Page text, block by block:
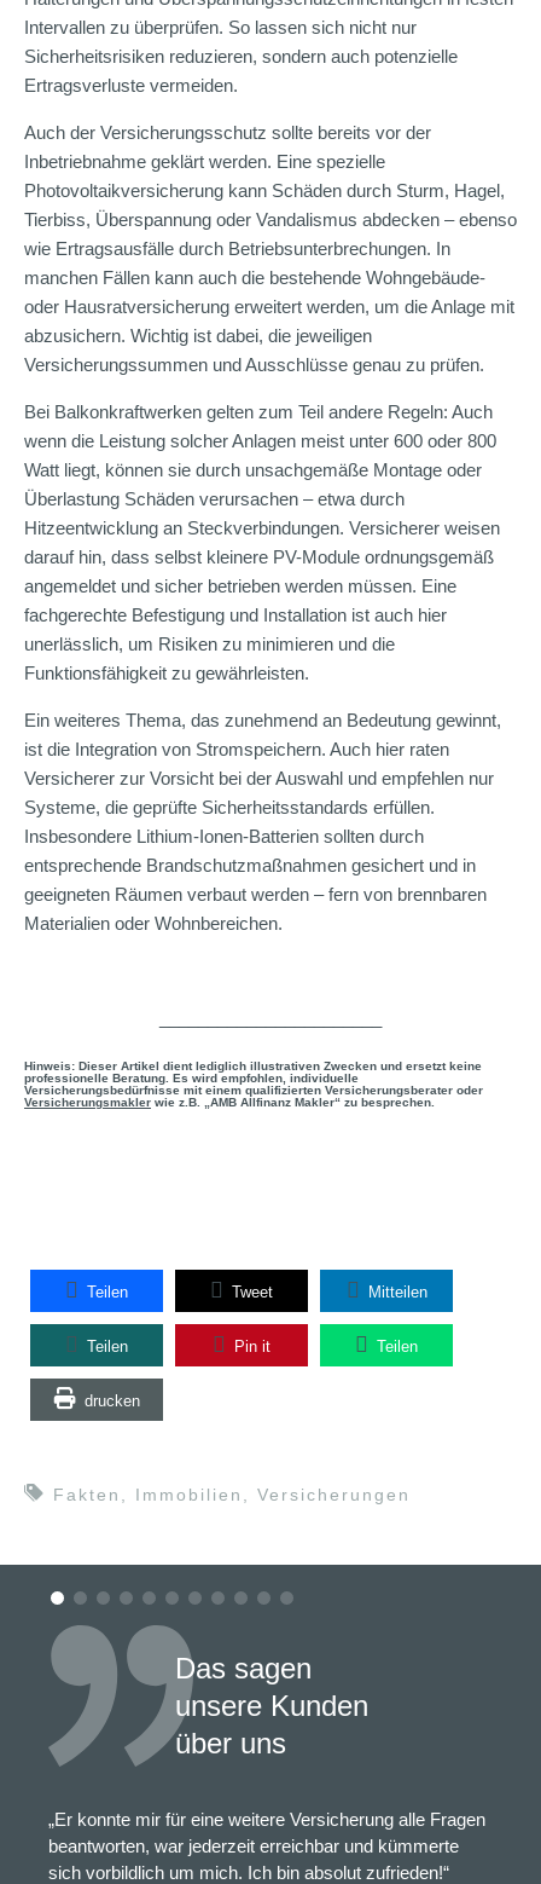
Intervallen zu überprüfen. So lassen sich nicht nur
Sicherheitsrisiken reduzieren, sondern auch potenzielle
Ertragsverluste vermeiden.
Auch der Versicherungsschutz sollte bereits vor der
Inbetriebnahme geklärt werden. Eine spezielle
Photovoltaikversicherung kann Schäden durch Sturm, Hagel,
Tierbiss, Überspannung oder Vandalismus abdecken – ebenso
wie Ertragsausfälle durch Betriebsunterbrechungen. In
manchen Fällen kann auch die bestehende Wohngebäude-
oder Hausratversicherung erweitert werden, um die Anlage mit
abzusichern. Wichtig ist dabei, die jeweiligen
Versicherungssummen und Ausschlüsse genau zu prüfen.
Bei Balkonkraftwerken gelten zum Teil andere Regeln: Auch
wenn die Leistung solcher Anlagen meist unter 600 oder 800
Watt liegt, können sie durch unsachgemäße Montage oder
Überlastung Schäden verursachen – etwa durch
Hitzeentwicklung an Steckverbindungen. Versicherer weisen
darauf hin, dass selbst kleinere PV-Module ordnungsgemäß
angemeldet und sicher betrieben werden müssen. Eine
fachgerechte Befestigung und Installation ist auch hier
unerlässlich, um Risiken zu minimieren und die
Funktionsfähigkeit zu gewährleisten.
Ein weiteres Thema, das zunehmend an Bedeutung gewinnt,
ist die Integration von Stromspeichern. Auch hier raten
Versicherer zur Vorsicht bei der Auswahl und empfehlen nur
Systeme, die geprüfte Sicherheitsstandards erfüllen.
Insbesondere Lithium-Ionen-Batterien sollten durch
entsprechende Brandschutzmaßnahmen gesichert und in
geeigneten Räumen verbaut werden – fern von brennbaren
Materialien oder Wohnbereichen.
Hinweis: Dieser Artikel dient lediglich illustrativen Zwecken und ersetzt keine
professionelle Beratung. Es wird empfohlen, individuelle
Versicherungsbedürfnisse mit einem qualifizierten Versicherungsberater oder
Versicherungsmakler wie z.B. „AMB Allfinanz Makler“ zu besprechen.
Teilen Tweet Mitteilen
Teilen Pin it Teilen
drucken
Fakten Immobilien Versicherungen
Das sagen
unsere Kunden
über uns
„Er konnte mir für eine weitere Versicherung alle Fragen
beantworten, war jederzeit erreichbar und kümmerte
sich vorbildlich um mich. Ich bin absolut zufrieden!“